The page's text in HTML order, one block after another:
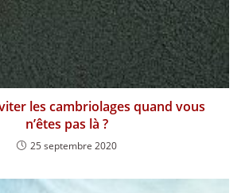
les cambriolages quand vous
n’êtes pas là ?
25 septembre 2020